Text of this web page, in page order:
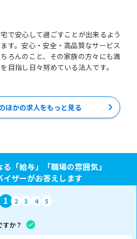
で安心して過ごすことが出来るよう
す。安心・安全・高品質なサービス
ろんのこと、その家族の方々にも満
ほかの求人をもっと見る
る「給与」「職場の雰囲気」
イザーがお答えします
1 2 3 4 5
すか？